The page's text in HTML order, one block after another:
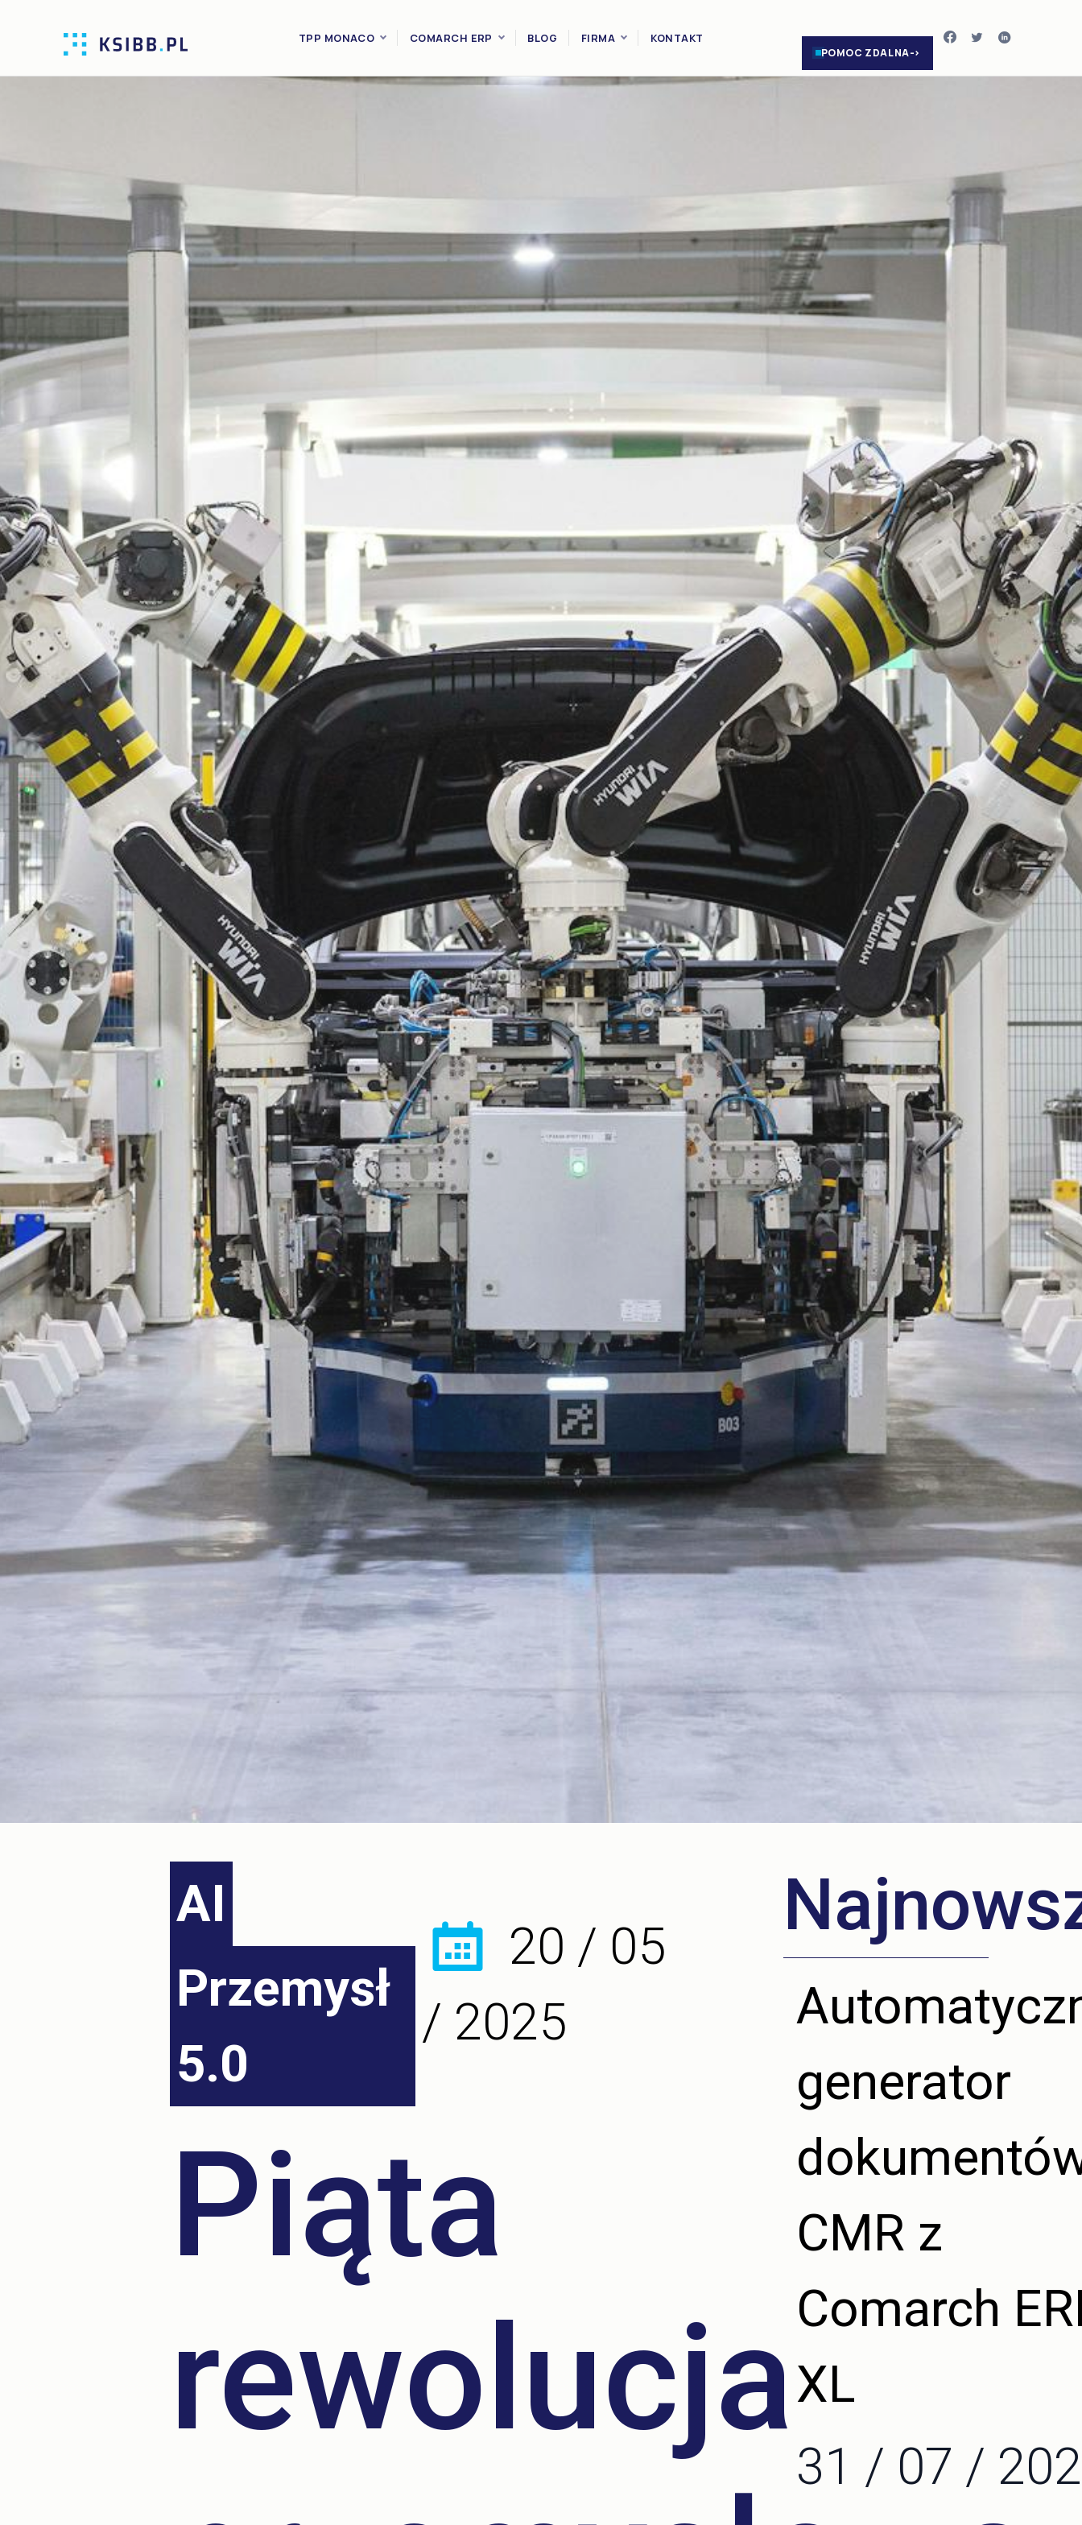
TPP MONACO COMARCH ERP BLOG FIRMA KONTAKT
POMOC ZDALNA
AI
Przemysł
5.0
20 / 05
/ 2025
Piąta
rewolucja
generator
CMR z
Comarch
XL
31 / 07 /